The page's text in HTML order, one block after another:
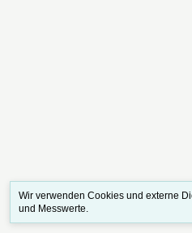
Wir verwenden Cookies und externe
und Messwerte.